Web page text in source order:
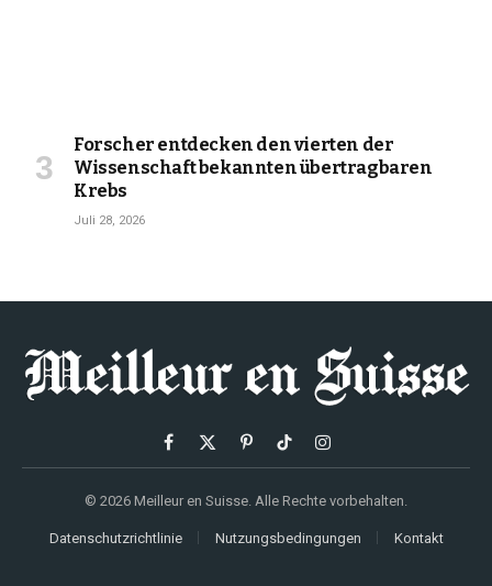
Forscher entdecken den vierten der
Wissenschaft bekannten übertragbaren
Krebs
Juli 28, 2026
Facebook
X
PinterestTikTokInstagram
© 2026 Meilleur en Suisse. Alle Rechte vorbehalten.
Datenschutzrichtlinie Nutzungsbedingungen Kontakt